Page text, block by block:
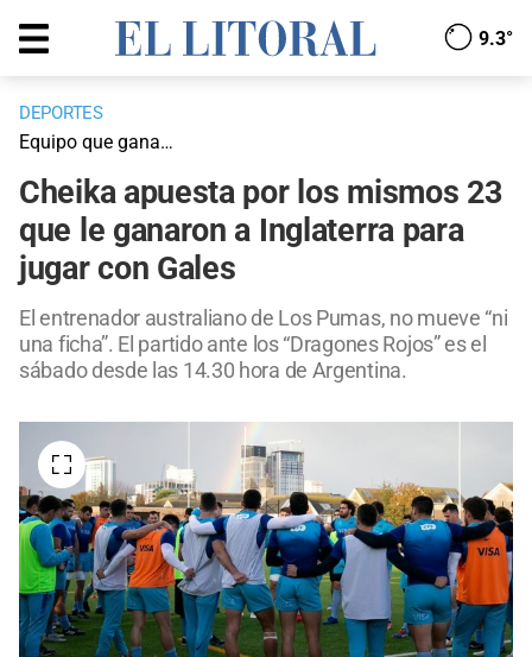
9.3°
DEPORTES
Equipo que gana…
Cheika apuesta por los mismos 23
que le ganaron a Inglaterra para
jugar con Gales
El entrenador australiano de Los Pumas, no mueve “ni
una ficha”. El partido ante los “Dragones Rojos” es el
sábado desde las 14.30 hora de Argentina.